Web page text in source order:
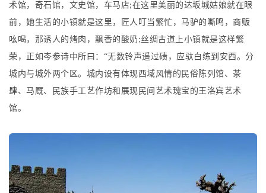
术馆，奇石馆，文史馆，车马店;在这里美丽的达坂城姑娘就在眼
前，她生活的小镇就是这里，匠人叮当繁忙，马驴的嘶鸣，商贩
吆喝，那诱人的烤肉，飘香的酸奶 ;丝绸古道上小镇就是这样繁
荣，正如岑参诗中所曰：“无数铃声遥过碛，应驮白练到安西。分
城内与城外两个区。城内设有体现西域风情的民俗陈列馆、茶
肆、马厩、民族手工艺作坊和展现民间艺术瑰宝的王洛宾艺术
馆。